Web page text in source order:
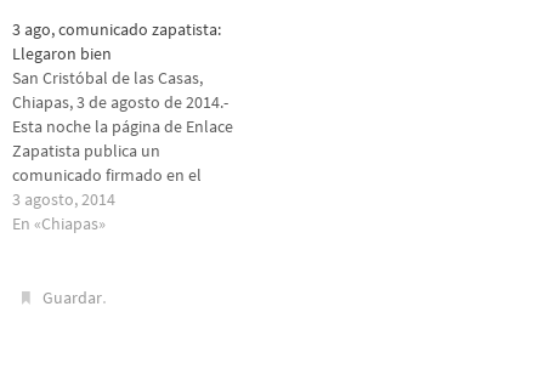
3 ago, comunicado zapatista:
Llegaron bien
San Cristóbal de las Casas,
Chiapas, 3 de agosto de 2014.-
Esta noche la página de Enlace
Zapatista publica un
comunicado firmado en el
Caracol de La Realidad por el
Subcomandante Insurgente
ilustrado con fotos del
3 agosto, 2014
En «Chiapas»
Guardar.